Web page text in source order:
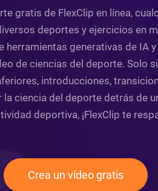
gratis de FlexClip en línea,
deportes y ejercicios en
generativas de IA
de ciencias del deporte. Solo
introducciones,
ciencia del deporte detrás de
deportiva, ¡FlexClip te
Crea un vídeo gratis